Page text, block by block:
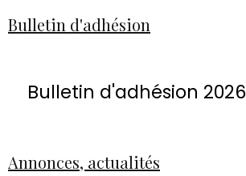
Bulletin d'adhésion
Bulletin d'adhésion 2026
Annonces, actualités